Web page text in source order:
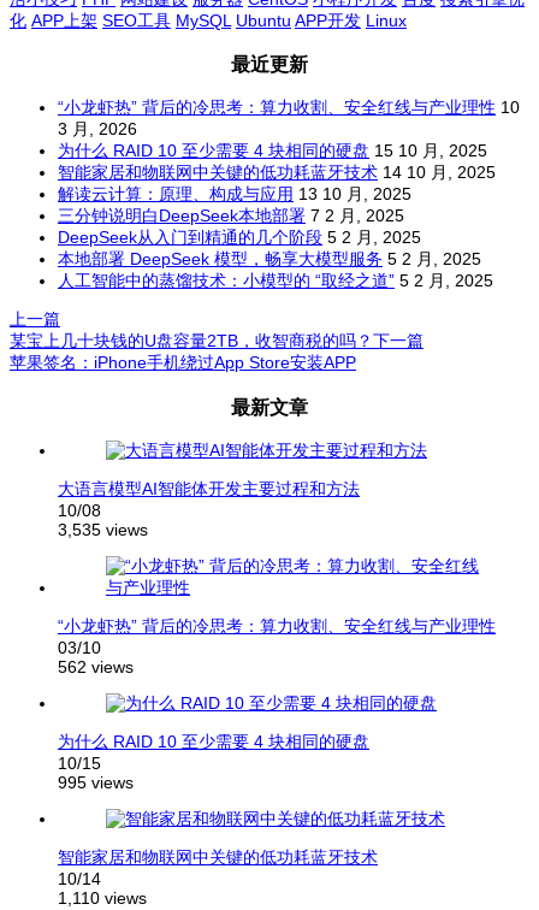
化 APP上架 SEO工具 MySQL Ubuntu APP开发 Linux
最近更新
“小龙虾热” 背后的冷思考：算力收割、安全红线与产业理性 10
3 月, 2026
为什么 RAID 10 至少需要 4 块相同的硬盘 15 10 月, 2025
智能家居和物联网中关键的低功耗蓝牙技术 14 10 月, 2025
解读云计算：原理、构成与应用 13 10 月, 2025
三分钟说明白DeepSeek本地部署 7 2 月, 2025
DeepSeek从入门到精通的几个阶段 5 2 月, 2025
本地部署 DeepSeek 模型，畅享大模型服务 5 2 月, 2025
人工智能中的蒸馏技术：小模型的 “取经之道” 5 2 月, 2025
上一篇
某宝上几十块钱的U盘容量2TB，收智商税的吗？下一篇
苹果签名：iPhone手机绕过App Store安装APP
最新文章
大语言模型AI智能体开发主要过程和方法
10/08
3,535 views
“小龙虾热” 背后的冷思考：算力收割、安全红线与产业理性
03/10
562 views
为什么 RAID 10 至少需要 4 块相同的硬盘
10/15
995 views
智能家居和物联网中关键的低功耗蓝牙技术
10/14
1,110 views